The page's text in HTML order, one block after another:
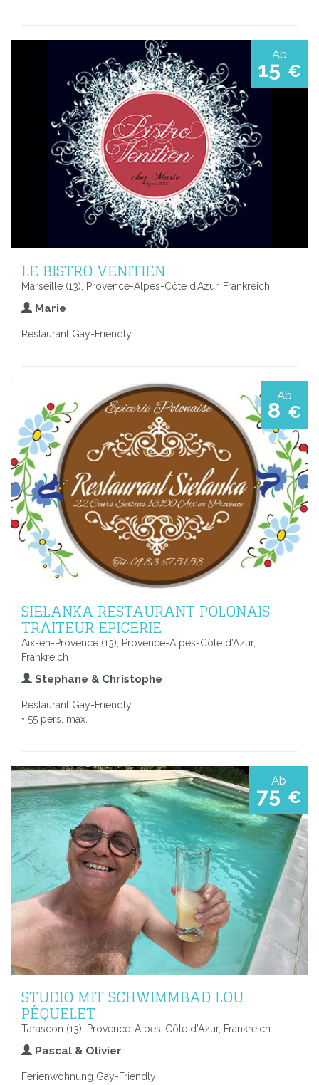
Ab
15 €
LE BISTRO VENITIEN
Marseille (13), Provence-Alpes-Côte d’Azur, Frankreich
Marie
Restaurant Gay-Friendly
Ab
8 €
SIELANKA RESTAURANT POLONAIS
TRAITEUR EPICERIE
Aix-en-Provence (13), Provence-Alpes-Côte d’Azur,
Frankreich
Stephane & Christophe
Restaurant Gay-Friendly
• 55 pers. max.
Ab
75 €
STUDIO MIT SCHWIMMBAD LOU
PÉQUELET
Tarascon (13), Provence-Alpes-Côte d’Azur, Frankreich
Pascal & Olivier
Ferienwohnung Gay-Friendly